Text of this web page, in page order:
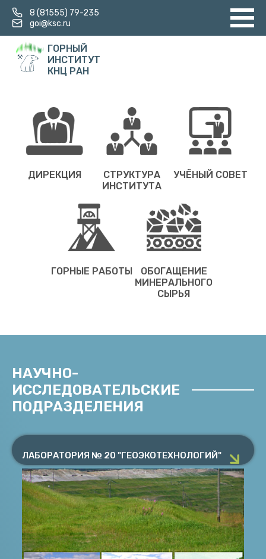
8 (81555) 79-235
goi@ksc.ru
ГОРНЫЙ
ИНСТИТУТ
КНЦ РАН
ДИРЕКЦИЯ
СТРУКТУРА
ИНСТИТУТА
УЧЁНЫЙ СОВЕТ
ГОРНЫЕ РАБОТЫ
ОБОГАЩЕНИЕ
МИНЕРАЛЬНОГО
СЫРЬЯ
НАУЧНО-
ИССЛЕДОВАТЕЛЬСКИЕ
ПОДРАЗДЕЛЕНИЯ
ЛАБОРАТОРИЯ № 20 "ГЕОЭКОТЕХНОЛОГИЙ"
природных экосистем с целью возвращения
нарушенных земель горной отрасли биосферному
фонду
ПОДРОБНЕЕ